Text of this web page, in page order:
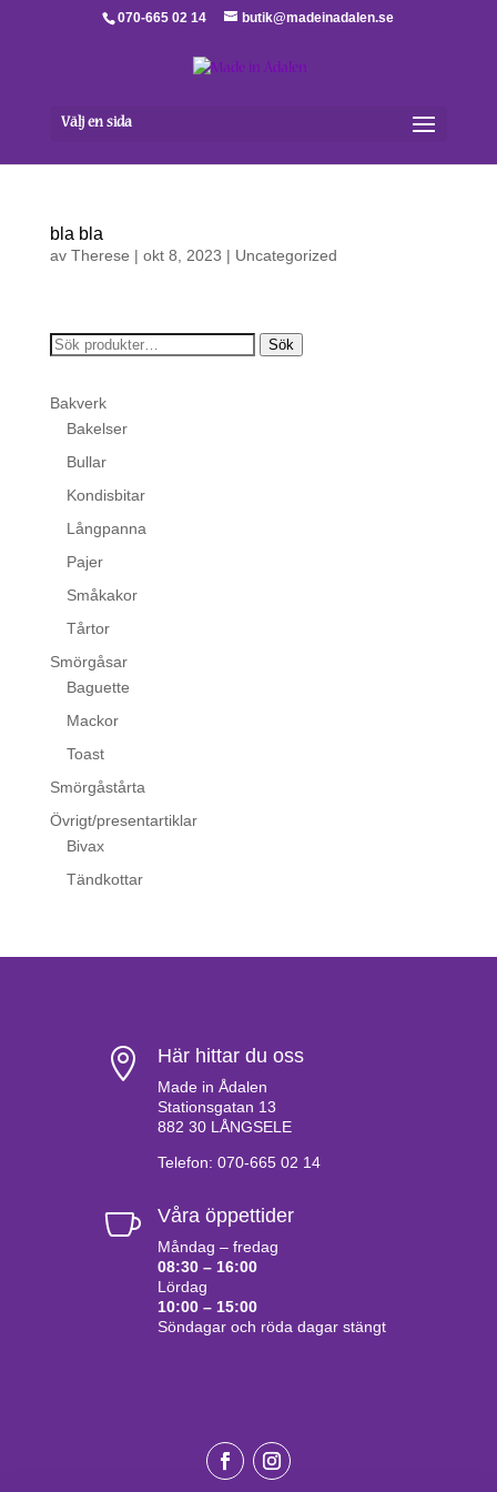
070-665 02 14 butik@madeinadalen.se
Välj en sida
bla bla
av Therese | okt 8, 2023 | Uncategorized
Sök
Sök
Bakverk
Bakelser
Bullar
Kondisbitar
Långpanna
Pajer
Småkakor
Tårtor
Smörgåsar
Baguette
Mackor
Toast
Smörgåstårta
Övrigt/presentartiklar
Bivax
Tändkottar
 Här hittar du oss
Made in Ådalen
Stationsgatan 13
882 30 LÅNGSELE
Telefon: 070-665 02 14
 Våra öppettider
Måndag – fredag
08:30 – 16:00
Lördag
10:00 – 15:00
Söndagar och röda dagar stängt